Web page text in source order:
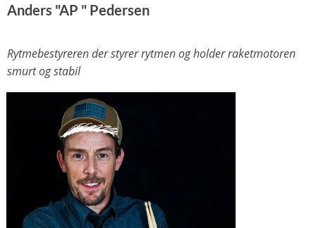
Anders "AP " Pedersen
Rytmebestyreren der styrer rytmen og holder raketmotoren
smurt og stabil